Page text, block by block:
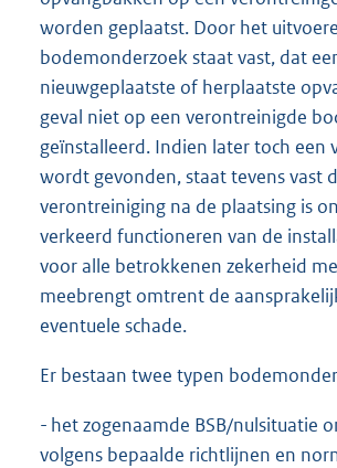
worden geplaatst. Door het
bodemonderzoek staat vast, dat
nieuwgeplaatste of herplaatste
geval niet op een verontreinigde
geïnstalleerd. Indien later toch een
wordt gevonden, staat tevens vast
verontreiniging na de plaatsing is
verkeerd functioneren van de
voor alle betrokkenen zekerheid
meebrengt omtrent de
eventuele schade.
Er bestaan twee typen
- het zogenaamde BSB/nulsituatie
volgens bepaalde richtlijnen en